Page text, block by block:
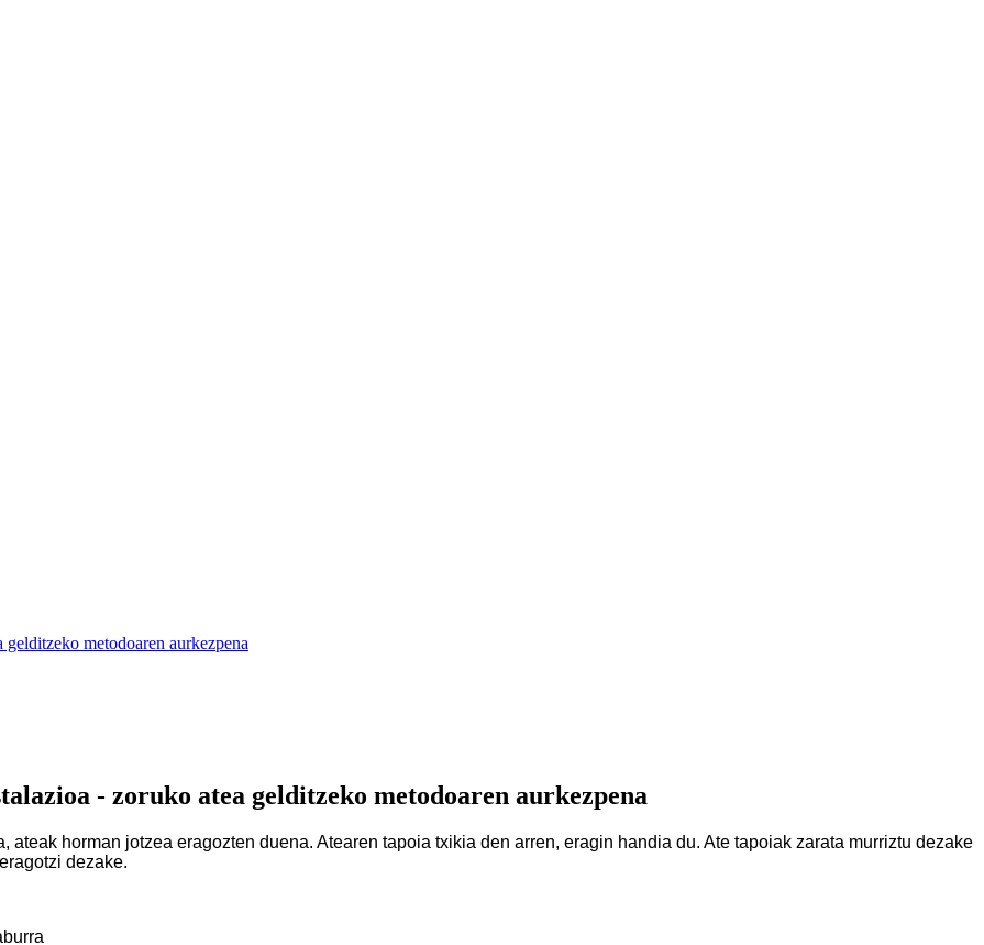
metodoaren aurkezpena
- zoruko atea gelditzeko metodoaren aurkezpena
horman jotzea eragozten duena. Atearen tapoia txikia den arren, eragin handia du. Ate tapoiak zarata murriztu dezake
dezake.